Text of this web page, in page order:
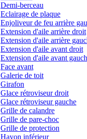
Demi-berceau
Eclairage de plaque
Enjoliveur de feu arrière
Extension d'aile arrière droit
Extension d'aile arrière
Extension d'aile avant droit
Extension d'aile avant
Face avant
Galerie de toit
Girafon
Glace rétroviseur droit
Glace rétroviseur gauche
Grille de calandre
Grille de pare-choc
Grille de protection
Hayon inférieur